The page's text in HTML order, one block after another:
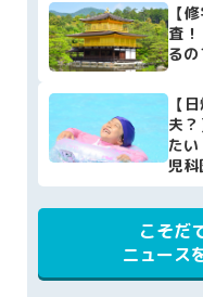
【
査
るの
【
夫
た
児
こそだ
ニュース